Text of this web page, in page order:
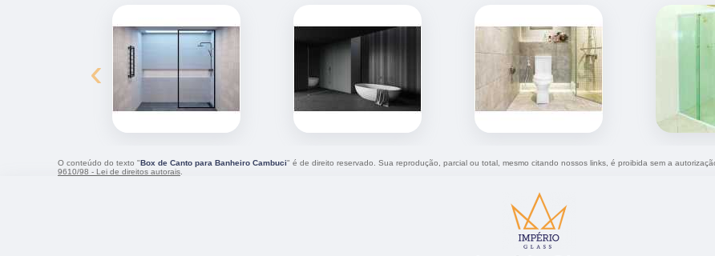
‹
O conteúdo do texto "Box de Canto para Banheiro Cambuci" é de direito reservado. Sua reprodução, parcial ou total, mesmo citando nossos links, é proibida sem a
9610/98 - Lei de direitos autorais